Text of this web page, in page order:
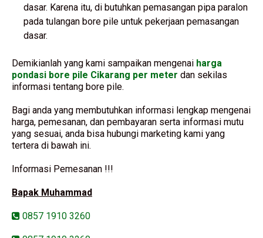
dasar. Karena itu, di butuhkan pemasangan pipa paralon
pada tulangan bore pile untuk pekerjaan pemasangan
dasar.
Demikianlah yang kami sampaikan mengenai harga
pondasi bore pile Cikarang per meter dan sekilas
informasi tentang bore pile.
Bagi anda yang membutuhkan informasi lengkap mengenai
harga, pemesanan, dan pembayaran serta informasi mutu
yang sesuai, anda bisa hubungi marketing kami yang
tertera di bawah ini.
Informasi Pemesanan !!!
Bapak Muhammad
0857 1910 3260